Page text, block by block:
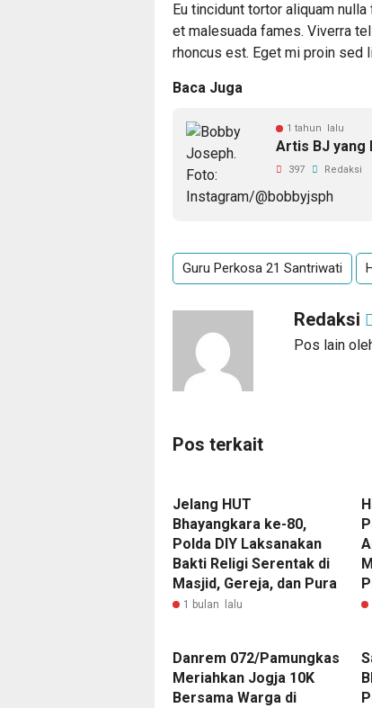
Eu tincidunt tortor aliquam
et malesuada fames. Viverra
rhoncus est. Eget mi proin sed
Baca Juga
1 tahun lalu
Artis BJ yang
397 Redaksi
Guru Perkosa 21 Santriwati
Redaksi
Pos lain
Pos terkait
Jelang HUT
Bhayangkara ke-80,
Polda DIY Laksanakan
Bakti Religi Serentak di
Masjid, Gereja, dan Pura
1 bulan lalu
Danrem 072/Pamungkas
Meriahkan Jogja 10K
Bersama Warga di